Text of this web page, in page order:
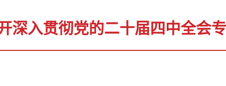
深入贯彻党的二十届四中全会